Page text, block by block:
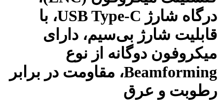
درگاه شارژ USB Type-C، با
قابلیت شارژ بی‌سیم، دارای
میکروفون دوگانه از نوع
Beamforming، مقاومت در برابر
رطوبت و عرق